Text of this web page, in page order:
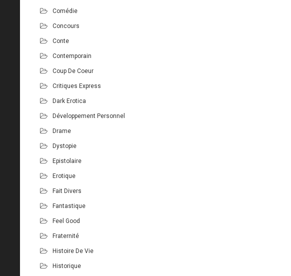
Comédie
Concours
Conte
Contemporain
Coup De Coeur
Critiques Express
Dark Erotica
Développement Personnel
Drame
Dystopie
Epistolaire
Erotique
Fait Divers
Fantastique
Feel Good
Fraternité
Histoire De Vie
Historique